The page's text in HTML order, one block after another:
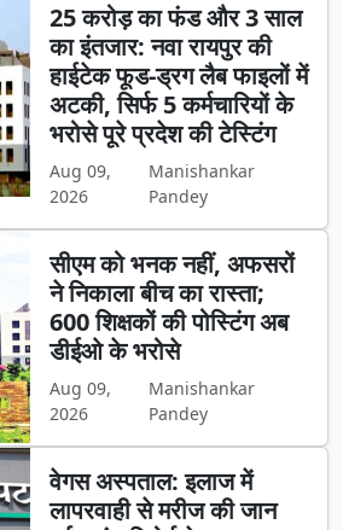
25 करोड़ का फंड और 3 साल
का इंतजार: नवा रायपुर की
हाईटेक फूड-ड्रग लैब फाइलों में
अटकी, सिर्फ 5 कर्मचारियों के
भरोसे पूरे प्रदेश की टेस्टिंग
Aug 09,
2026
Manishankar
Pandey
सीएम को भनक नहीं, अफसरों
ने निकाला बीच का रास्ता;
600 शिक्षकों की पोस्टिंग अब
डीईओ के भरोसे
Aug 09,
2026
Manishankar
Pandey
वेगस अस्पताल: इलाज में
लापरवाही से मरीज की जान